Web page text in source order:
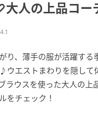
人の上品コー
り、薄手の服が活躍す
ウエストまわりを隠して
ラウスを使った大人の
をチェック！